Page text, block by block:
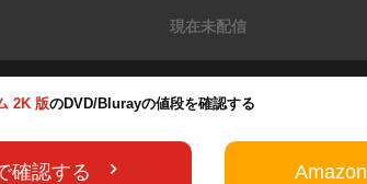
現在未配信
2K 版のDVD/Blurayの値段を確認する
確認する